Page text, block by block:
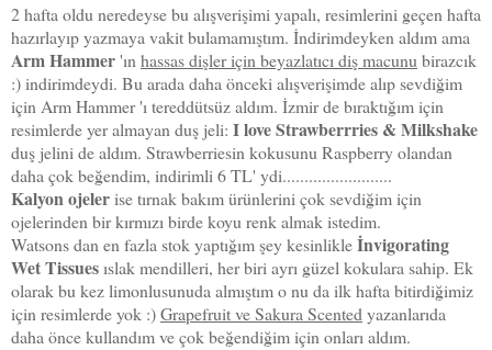
2 hafta oldu neredeyse bu alışverişimi yapalı, resimlerini geçen hafta
hazırlayıp yazmaya vakit bulamamıştım. İndirimdeyken aldım ama
Arm Hammer'ın hassas dişler için beyazlatıcı diş macunu birazcık
:) indirimdeydi. Bu arada daha önceki alışverişimde alıp sevdiğim
için Arm Hammer 'ı tereddütsüz aldım. İzmir de bıraktığım için
resimlerde yer almayan duş jeli: I love Strawberrries & Milkshake
duş jelini de aldım. Strawberriesin kokusunu Raspberry olandan
daha çok beğendim, indirimli 6 TL' ydi.........................
Kalyon ojelerise tırnak bakım ürünlerini çok sevdiğim için
ojelerinden bir kırmızı birde koyu renk almak istedim.
Watsons dan en fazla stok yaptığım şey kesinlikleİnvigorating
Wet Tissuesıslak mendilleri, her biri ayrı güzel kokulara sahip. Ek
olarak bu kez limonlusunuda almıştım o nu da ilk hafta bitirdiğimiz
için resimlerde yok :)Grapefruit ve Sakura Scented yazanlarıda
daha önce kullandım ve çok beğendiğim için onları aldım.